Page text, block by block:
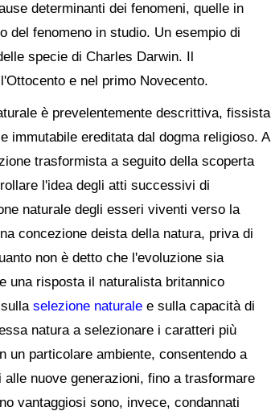
determinanti dei fenomeni, quelle in
del fenomeno in studio. Un esempio di
specie di Charles Darwin. Il
e nel primo Novecento.
è prevelentemente descrittiva, fissista
immutabile ereditata dal dogma religioso. A
trasformista a seguito della scoperta
l'idea degli atti successivi di
naturale degli esseri viventi verso la
concezione deista della natura, priva di
non è detto che l'evoluzione sia
una risposta il naturalista britannico
selezione naturale e sulla capacità di
natura a selezionare i caratteri più
un particolare ambiente, consentendo a
nuove generazioni, fino a trasformare
vantaggiosi sono, invece, condannati